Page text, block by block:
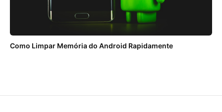
Como Limpar Memória do Android Rapidamente